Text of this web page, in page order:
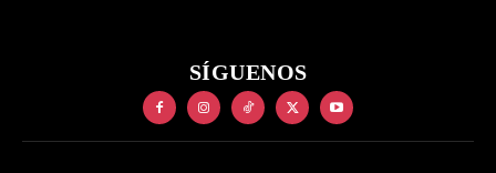
SÍGUENOS